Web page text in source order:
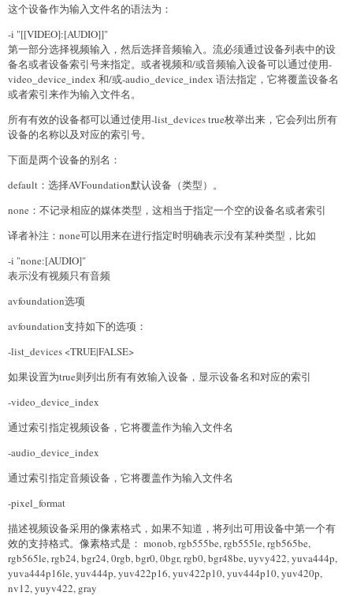
这个设备作为输入文件名的语法为：
-i "[[VIDEO]:[AUDIO]]"
第一部分选择视频输入，然后选择音频输入。流必须通过设备列表中的设
备名或者设备索引号来指定。或者视频和/或音频输入设备可以通过使用-
video_device_index 和/或-audio_device_index 语法指定，它将覆盖设备名
或者索引来作为输入文件名。
所有有效的设备都可以通过使用-list_devices true枚举出来，它会列出所有
设备的名称以及对应的索引号。
下面是两个设备的别名：
default：选择AVFoundation默认设备（类型）。
none：不记录相应的媒体类型，这相当于指定一个空的设备名或者索引
译者补注：none可以用来在进行指定时明确表示没有某种类型，比如
-i "none:[AUDIO]"
表示没有视频只有音频
avfoundation选项
avfoundation支持如下的选项：
-list_devices <TRUE|FALSE>
如果设置为true则列出所有有效输入设备，显示设备名和对应的索引
-video_device_index
通过索引指定视频设备，它将覆盖作为输入文件名
-audio_device_index
通过索引指定音频设备，它将覆盖作为输入文件名
-pixel_format
描述视频设备采用的像素格式，如果不知道，将列出可用设备中第一个有
效的支持格式。像素格式是： monob, rgb555be, rgb555le, rgb565be,
rgb565le, rgb24, bgr24, 0rgb, bgr0, 0bgr, rgb0, bgr48be, uyvy422, yuva444p,
yuva444p16le, yuv444p, yuv422p16, yuv422p10, yuv444p10, yuv420p,
nv12, yuyv422, gray